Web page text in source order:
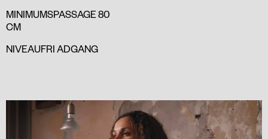
MINIMUMSPASSAGE 80
CM
NIVEAUFRI ADGANG